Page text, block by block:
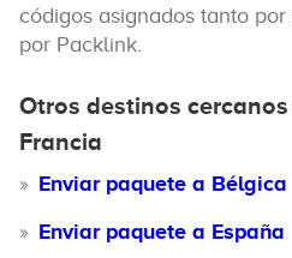
códigos asignados tanto
por Packlink.
Otros destinos
Francia
Enviar paquete a Bélgica
Enviar paquete a España